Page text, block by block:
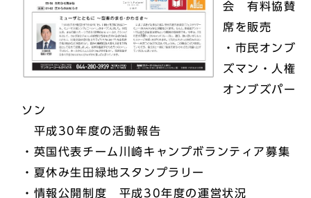
会 有料協賛
席を販売
・市民オンブ
ズマン・人権
オンブズパー
ソン
平成30年度の活動報告
・英国代表チーム川崎キャンプボランティア募集
・夏休み生田緑地スタンプラリー
・情報公開制度 平成30年度の運営状況